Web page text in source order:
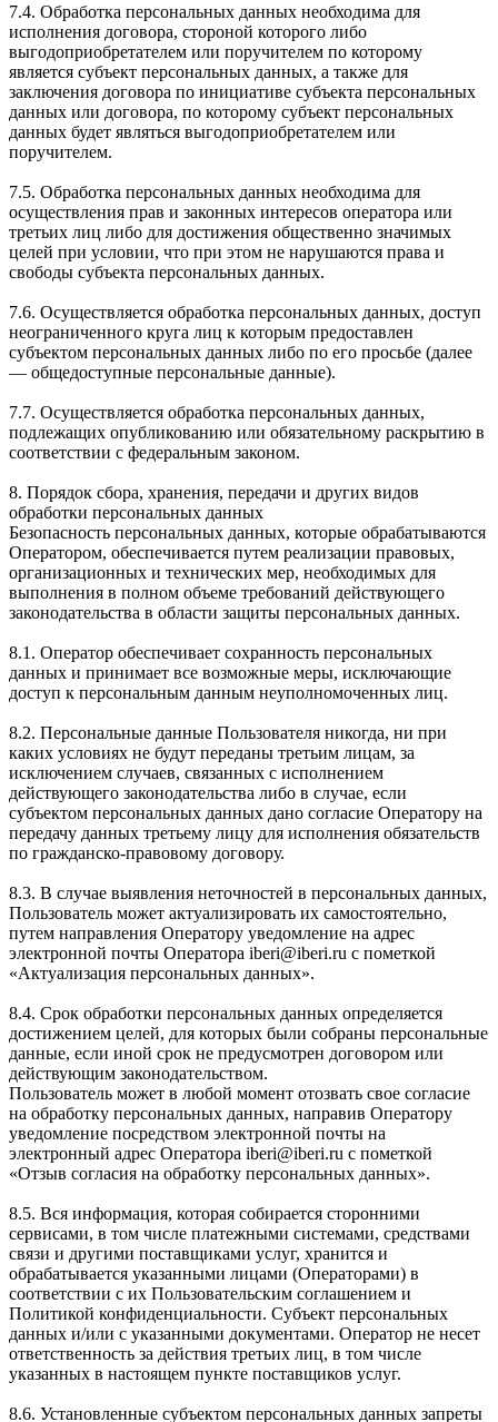
7.4. Обработка персональных данных необходима для
исполнения договора, стороной которого либо
выгодоприобретателем или поручителем по которому
является субъект персональных данных, а также для
заключения договора по инициативе субъекта персональных
данных или договора, по которому субъект персональных
данных будет являться выгодоприобретателем или
поручителем.
7.5. Обработка персональных данных необходима для
осуществления прав и законных интересов оператора или
третьих лиц либо для достижения общественно значимых
целей при условии, что при этом не нарушаются права и
свободы субъекта персональных данных.
7.6. Осуществляется обработка персональных данных, доступ
неограниченного круга лиц к которым предоставлен
субъектом персональных данных либо по его просьбе (далее
— общедоступные персональные данные).
7.7. Осуществляется обработка персональных данных,
подлежащих опубликованию или обязательному раскрытию в
соответствии с федеральным законом.
8. Порядок сбора, хранения, передачи и других видов
обработки персональных данных
Безопасность персональных данных, которые обрабатываются
Оператором, обеспечивается путем реализации правовых,
организационных и технических мер, необходимых для
выполнения в полном объеме требований действующего
законодательства в области защиты персональных данных.
8.1. Оператор обеспечивает сохранность персональных
данных и принимает все возможные меры, исключающие
доступ к персональным данным неуполномоченных лиц.
8.2. Персональные данные Пользователя никогда, ни при
каких условиях не будут переданы третьим лицам, за
исключением случаев, связанных с исполнением
действующего законодательства либо в случае, если
субъектом персональных данных дано согласие Оператору на
передачу данных третьему лицу для исполнения обязательств
по гражданско-правовому договору.
8.3. В случае выявления неточностей в персональных данных,
Пользователь может актуализировать их самостоятельно,
путем направления Оператору уведомление на адрес
электронной почты Оператора iberi@iberi.ru с пометкой
«Актуализация персональных данных».
8.4. Срок обработки персональных данных определяется
достижением целей, для которых были собраны персональные
данные, если иной срок не предусмотрен договором или
действующим законодательством.
Пользователь может в любой момент отозвать свое согласие
на обработку персональных данных, направив Оператору
уведомление посредством электронной почты на
электронный адрес Оператора iberi@iberi.ru с пометкой
«Отзыв согласия на обработку персональных данных».
8.5. Вся информация, которая собирается сторонними
сервисами, в том числе платежными системами, средствами
связи и другими поставщиками услуг, хранится и
обрабатывается указанными лицами (Операторами) в
соответствии с их Пользовательским соглашением и
Политикой конфиденциальности. Субъект персональных
данных и/или с указанными документами. Оператор не несет
ответственность за действия третьих лиц, в том числе
указанных в настоящем пункте поставщиков услуг.
8.6. Установленные субъектом персональных данных запреты